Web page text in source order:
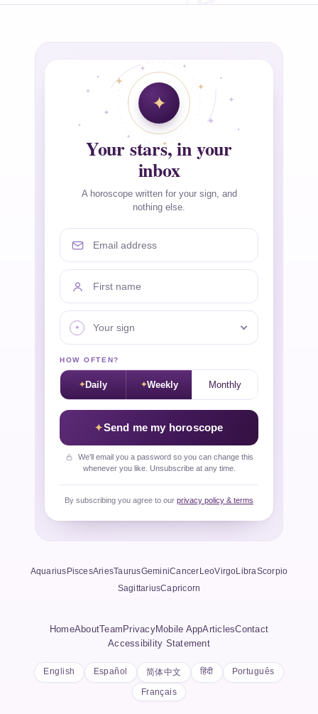
Your stars, in your
inbox
A horoscope written for your sign, and
nothing else.
Email address
First name
Your sign
HOW OFTEN?
Daily Weekly Monthly
Send me my horoscope
We'll email you a password so you can change this
whenever you like. Unsubscribe at any time.
By subscribing you agree to our privacy policy & terms
Aquarius PiscesAriesTaurusGeminiCancer LeoVirgoLibraScorpio
SagittariusCapricorn
HomeAbout Team PrivacyMobile AppArticlesContact
Accessibility Statement
English Español 简体中文 हिंदी Português
Français